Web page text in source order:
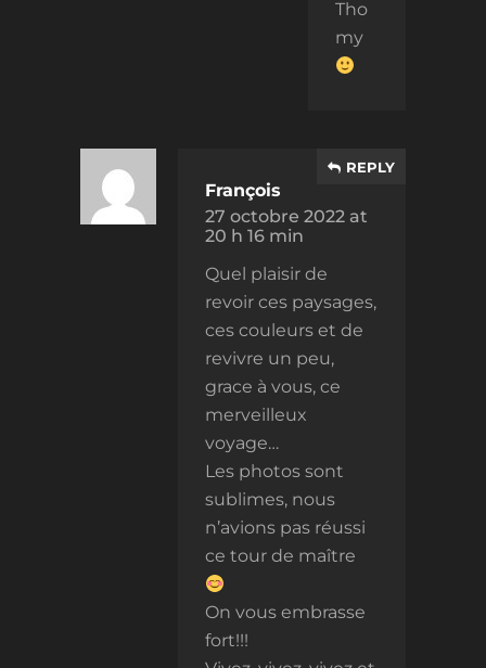
Tho
my
François
27 octobre 2022 at
20 h 16 min
REPLY
Quel plaisir de
revoir ces paysages,
ces couleurs et de
revivre un peu,
grace à vous, ce
merveilleux
voyage…
Les photos sont
sublimes, nous
n’avions pas réussi
ce tour de maître
On vous embrasse
fort!!!